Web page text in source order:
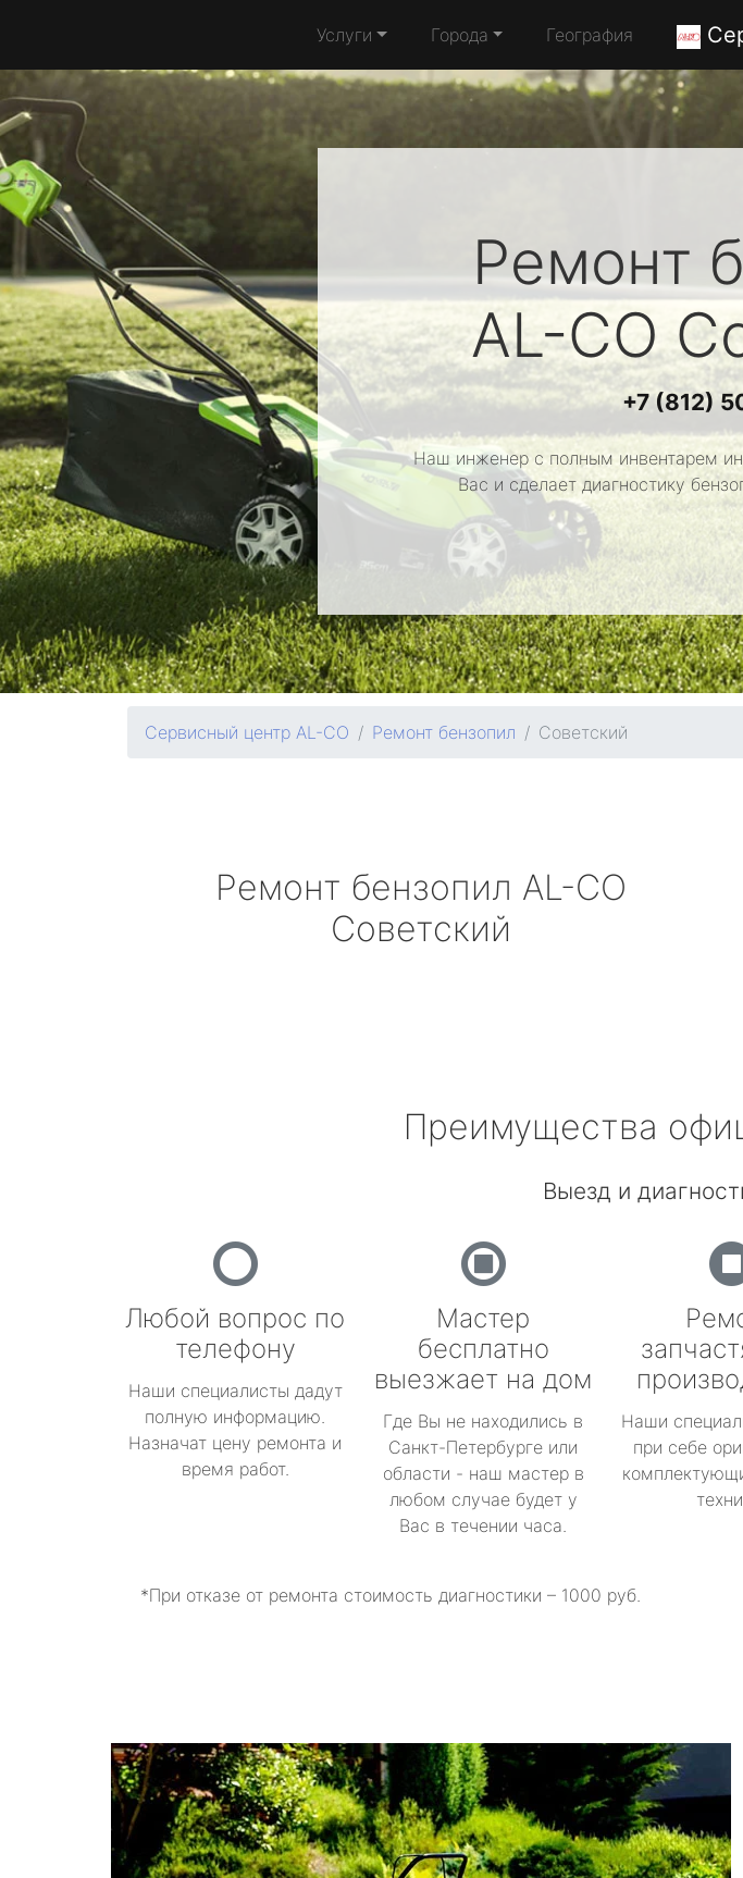
Услуги Города География
Ремонт
AL-CO
+7 (812)
Наш инженер с полным инвентарем
Вас и сделает диагностику
Сервисный центр AL-CO Ремонт бензопил Советский
Ремонт бензопил AL-CO
Советский
Преимущества
Выезд и
Любой вопрос по
телефону
Наши специалисты дадут
полную информацию.
Назначат цену ремонта и
время работ.
Мастер
бесплатно
выезжает на дом
Где Вы не находились в
Санкт-Петербурге или
области - наш мастер в
любом случае будет у
Вас в течении часа.
Наши
при себе
*При отказе от ремонта стоимость диагностики – 1000 руб.